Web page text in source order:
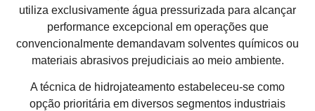
utiliza exclusivamente água pressurizada para alcançar
performance excepcional em operações que
convencionalmente demandavam solventes químicos ou
materiais abrasivos prejudiciais ao meio ambiente.
A técnica de hidrojateamento estabeleceu-se como
opção prioritária em diversos segmentos industriais